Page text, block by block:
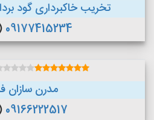
تخریب خاکبرداری گود
09177415234
مدرن سازان
09166222517